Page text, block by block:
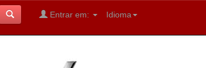
Idioma
Entrar em: